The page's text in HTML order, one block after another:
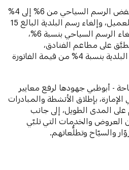
وتنصُّ هذه التعديلات على خفض الرسم السياحي من 6% إلى 4%
من قيمة الفاتورة الصادرة للعميل، وإلغاء رسم البلدية البالغ 15
درهماً للغرفة في الليلة، وإلغاء الرسم السياحي بنسبة 6%،
بنسبة 4% المُطبَّق على مطاعم الفنادق،
والاستمرار في تحصيل رسم البلدية بنسبة 4% من قيمة الفاتورة
- أبوظبي جهودها لرفع معايير
بإطلاق الأنشطة والمبادرات
المدى الطويل، إلى جانب
والخدمات التي تلبّي
والسيّاح وتطلُّعاتهم.